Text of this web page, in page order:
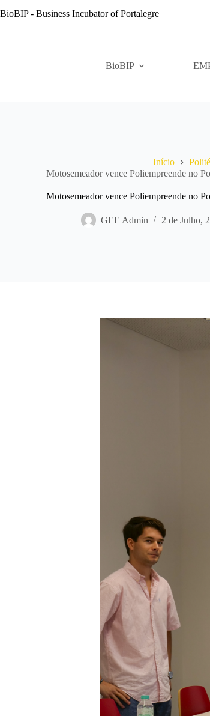
para
BioBIP - Business Incubator of Portalegre
BioBIP
Início
Motosemeador vence Poliempreende no
Motosemeador vence Poliempreende no
GEE Admin 2 de Julho,